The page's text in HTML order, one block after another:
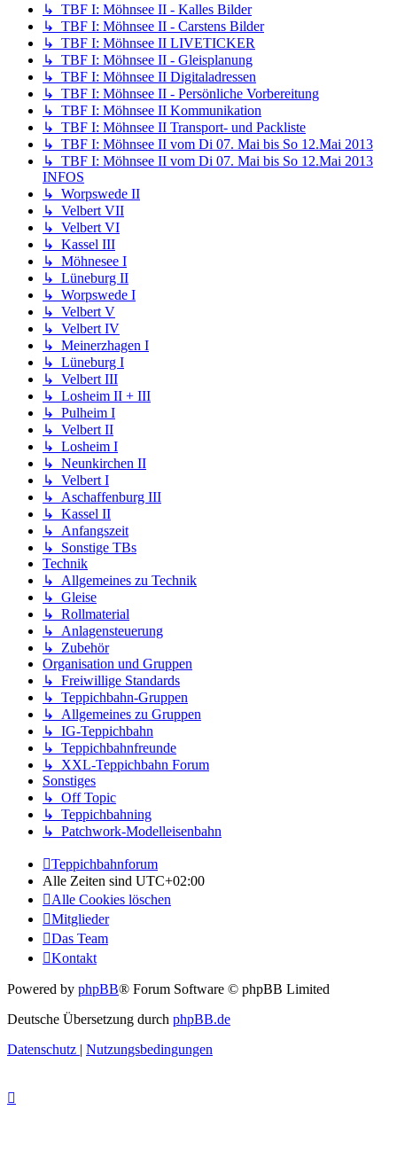
↳ TBF I: Möhnsee II - Kalles Bilder
↳ TBF I: Möhnsee II - Carstens Bilder
↳ TBF I: Möhnsee II LIVETICKER
↳ TBF I: Möhnsee II - Gleisplanung
↳ TBF I: Möhnsee II Digitaladressen
↳ TBF I: Möhnsee II - Persönliche Vorbereitung
↳ TBF I: Möhnsee II Kommunikation
↳ TBF I: Möhnsee II Transport- und Packliste
↳ TBF I: Möhnsee II vom Di 07. Mai bis So 12.Mai 2013
↳ TBF I: Möhnsee II vom Di 07. Mai bis So 12.Mai 2013
INFOS
↳ Worpswede II
↳ Velbert VII
↳ Velbert VI
↳ Kassel III
↳ Möhnesee I
↳ Lüneburg II
↳ Worpswede I
↳ Velbert V
↳ Velbert IV
↳ Meinerzhagen I
↳ Lüneburg I
↳ Velbert III
↳ Losheim II + III
↳ Pulheim I
↳ Velbert II
↳ Losheim I
↳ Neunkirchen II
↳ Velbert I
↳ Aschaffenburg III
↳ Kassel II
↳ Anfangszeit
↳ Sonstige TBs
Technik
↳ Allgemeines zu Technik
↳ Gleise
↳ Rollmaterial
↳ Anlagensteuerung
↳ Zubehör
Organisation und Gruppen
↳ Freiwillige Standards
↳ Teppichbahn-Gruppen
↳ Allgemeines zu Gruppen
↳ IG-Teppichbahn
↳ Teppichbahnfreunde
↳ XXL-Teppichbahn Forum
Sonstiges
↳ Off Topic
↳ Teppichbahning
↳ Patchwork-Modelleisenbahn
Teppichbahnforum
Alle Zeiten sind UTC+02:00
Alle Cookies löschen
Mitglieder
Das Team
Kontakt
Powered by phpBB® Forum Software © phpBB Limited
Deutsche Übersetzung durch phpBB.de
Datenschutz | Nutzungsbedingungen